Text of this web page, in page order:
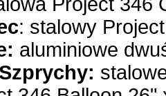
: stalowy
aluminiowe
Szprychy: